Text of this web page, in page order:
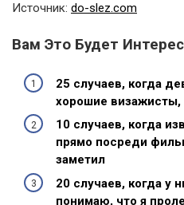
Источник: do-slez.com
Вам Это Будет
25 случаев, когда
хорошие визажисты,
10 случаев, когда
прямо посреди
заметил
20 случаев, когда у
понимаю, что я